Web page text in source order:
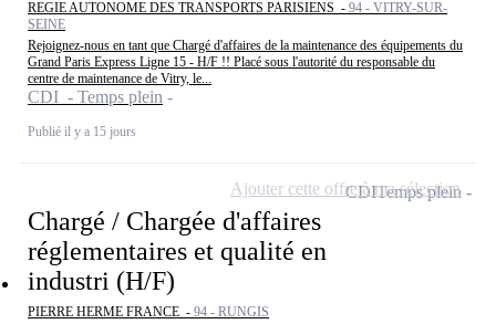
REGIE AUTONOME DES TRANSPORTS PARISIENS - 94 - VITRY-SUR-
SEINE
Rejoignez-nous en tant que Chargé d'affaires de la maintenance des équipements du
Grand Paris Express Ligne 15 - H/F !! Placé sous l'autorité du responsable du
centre de maintenance de Vitry, le...
CDI - Temps plein
Publié il y a 15 jours
Chargé / Chargée d'affaires
réglementaires et qualité en
industri (H/F)
PIERRE HERME FRANCE - 94 - RUNGIS
CDITemps plein
Ajouter cette offre à ma sélection